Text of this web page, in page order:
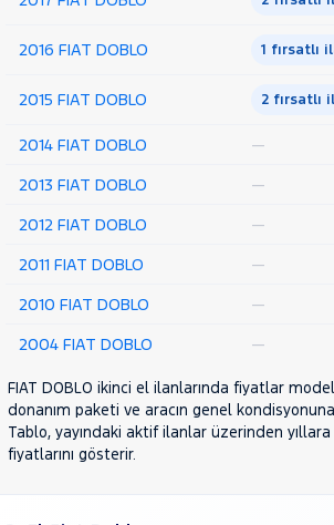
2016 FIAT DOBLO 1 fırsatlı
2015 FIAT DOBLO 2 fırsatlı
2014 FIAT DOBLO —
2013 FIAT DOBLO
—
2012 FIAT DOBLO
—
2011 FIAT DOBLO
—
2010 FIAT DOBLO
—
2004 FIAT DOBLO
—
FIAT DOBLO ikinci el ilanlarında fiyatlar
donanım paketi ve aracın genel
Tablo, yayındaki aktif ilanlar üzerinden yıllara
fiyatlarını gösterir.